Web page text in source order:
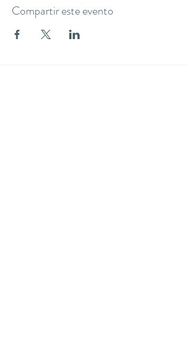
Compartir este evento